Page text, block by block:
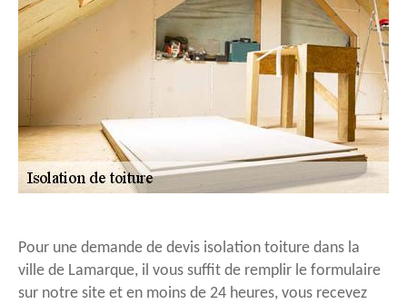
Pour une demande de devis isolation toiture dans la
ville de Lamarque, il vous suffit de remplir le formulaire
sur notre site et en moins de 24 heures, vous recevez